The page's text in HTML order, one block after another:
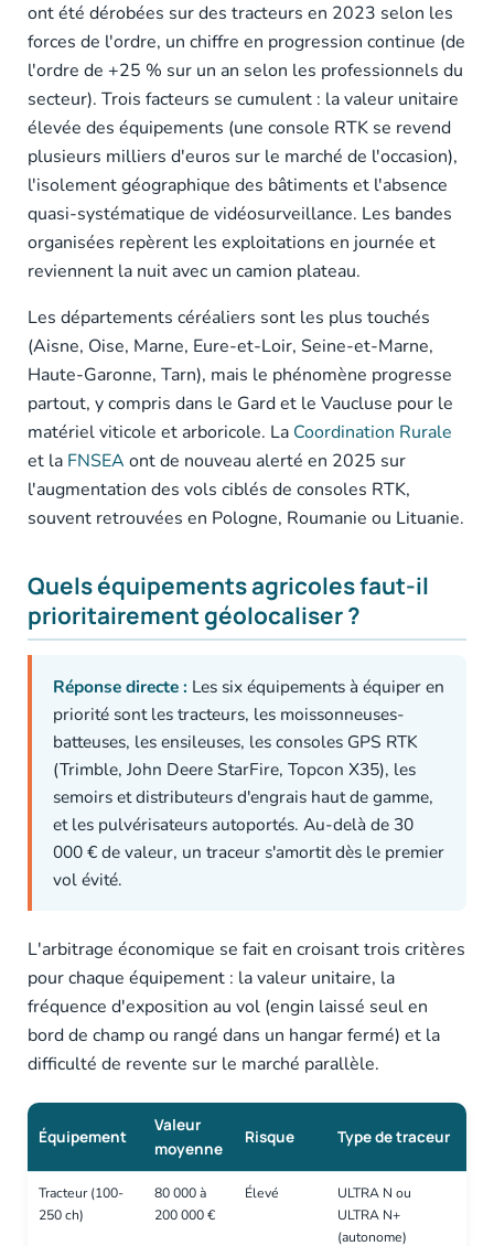
ont été dérobées sur des tracteurs en 2023 selon les
forces de l'ordre, un chiffre en progression continue (de
l'ordre de +25 % sur un an selon les professionnels du
secteur). Trois facteurs se cumulent : la valeur unitaire
élevée des équipements (une console RTK se revend
plusieurs milliers d'euros sur le marché de l'occasion),
l'isolement géographique des bâtiments et l'absence
quasi-systématique de vidéosurveillance. Les bandes
organisées repèrent les exploitations en journée et
reviennent la nuit avec un camion plateau.
Les départements céréaliers sont les plus touchés
(Aisne, Oise, Marne, Eure-et-Loir, Seine-et-Marne,
Haute-Garonne, Tarn), mais le phénomène progresse
partout, y compris dans le Gard et le Vaucluse pour le
matériel viticole et arboricole. La Coordination Rurale
et la FNSEA ont de nouveau alerté en 2025 sur
l'augmentation des vols ciblés de consoles RTK,
souvent retrouvées en Pologne, Roumanie ou Lituanie.
Quels équipements agricoles faut-il
prioritairement géolocaliser ?
Réponse directe : Les six équipements à équiper en
priorité sont les tracteurs, les moissonneuses-
batteuses, les ensileuses, les consoles GPS RTK
(Trimble, John Deere StarFire, Topcon X35), les
semoirs et distributeurs d'engrais haut de gamme,
et les pulvérisateurs autoportés. Au-delà de 30
000 € de valeur, un traceur s'amortit dès le premier
vol évité.
L'arbitrage économique se fait en croisant trois critères
pour chaque équipement : la valeur unitaire, la
fréquence d'exposition au vol (engin laissé seul en
bord de champ ou rangé dans un hangar fermé) et la
difficulté de revente sur le marché parallèle.
Équipement
Valeur
moyenne
Risque Type de traceur
Tracteur (100-
250 ch)
80 000 à
200 000 €
Élevé
ULTRA N ou
ULTRA N+
(autonome)